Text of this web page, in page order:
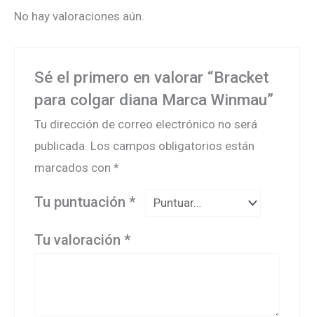
No hay valoraciones aún.
Sé el primero en valorar “Bracket
para colgar diana Marca Winmau”
Tu dirección de correo electrónico no será
publicada. Los campos obligatorios están
marcados con*
Tu puntuación*
Tu valoración*